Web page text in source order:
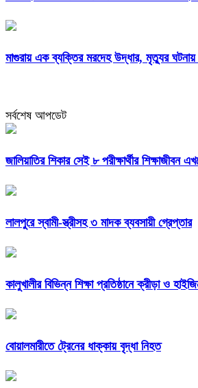
মাগুরায় এক ব্যক্তির মরদেহ উদ্ধার, মৃত্যুর
সর্বশেষ আপডেট
জালিয়াতির শিকার সেই ৮ পরীক্ষার্থীর শিক্ষাজীবন
লালপুরে স্বামী-স্ত্রীসহ ৩ মাদক ব্যবসায়ী গ্রেপ্তার
কালুখালীর বিভিন্ন শিক্ষা প্রতিষ্ঠানে ক্রীড়া ও
বোয়ালমারীতে ট্রেনের ধাক্কায় বৃদ্ধা নিহত